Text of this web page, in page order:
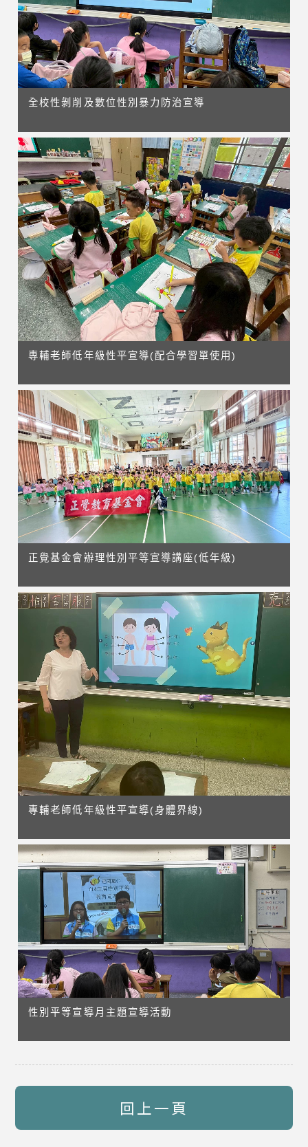
全校性剝削及數位性別暴力防治宣導
專輔老師低年級性平宣導(配合學習單使用)
正覺基金會辦理性別平等宣導講座(低年級)
專輔老師低年級性平宣導(身體界線)
性別平等宣導月主題宣導活動
回上一頁